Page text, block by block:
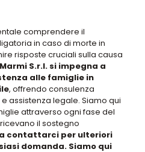
comprendere il
in caso di morte in
risposte cruciali sulla causa
S.r.l. si impegna a
alle famiglie in
, offrendo consulenza
assistenza legale. Siamo qui
attraverso ogni fase del
il sostegno
contattarci per ulteriori
domanda. Siamo qui